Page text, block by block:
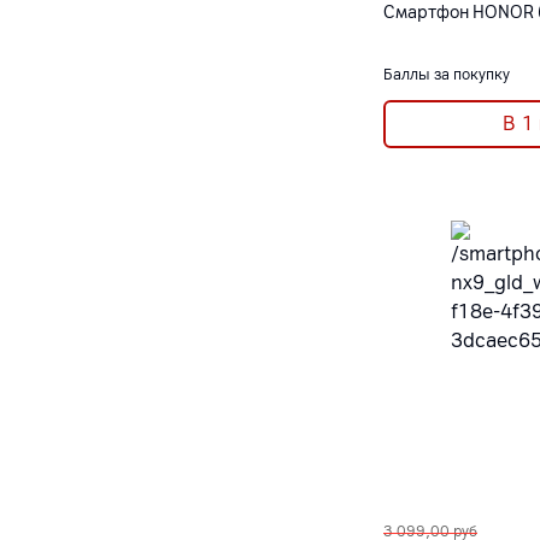
Смартфон
Баллы за покупку
В 1
3 099,00 руб